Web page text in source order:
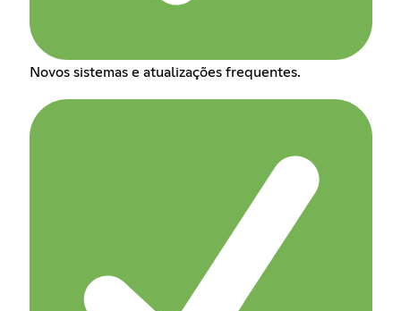
Novos sistemas e atualizações frequentes.